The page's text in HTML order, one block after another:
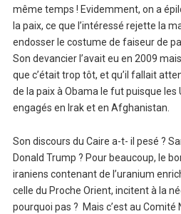
même temps ! Evidemment, on a
la paix, ce que l’intéressé rejette la
endosser le costume de faiseur de
Son devancier l’avait eu en 2009
que c’était trop tôt, et qu’il fallait
de la paix à Obama le fut puisque
engagés en Irak et en Afghanistan.
Son discours du Caire a-t- il pesé ?
Donald Trump ? Pour beaucoup, le
iraniens contenant de l’uranium
celle du Proche Orient, incitent à la
pourquoi pas ? Mais c’est au Comité